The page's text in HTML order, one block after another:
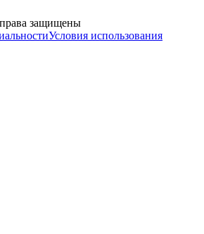
защищены
Условия использования